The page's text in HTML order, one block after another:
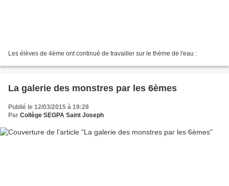
Les élèves de 4ème ont continué de travailler sur le thème de l'eau :
La galerie des monstres par les 6èmes
Publié le 12/03/2015 à 19:28
Par Collège SEGPA Saint Joseph